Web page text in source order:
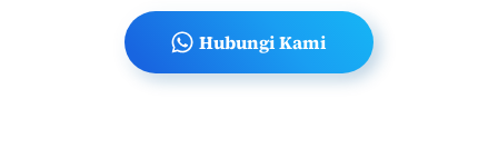
Hubungi Kami